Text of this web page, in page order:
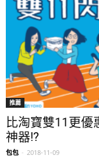
推薦
比淘寶雙11更優
神器!?
包包 - 2018-11-09